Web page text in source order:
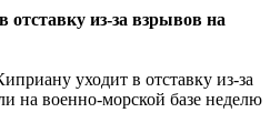
из-за взрывов на
уходит в отставку из-за
на военно-морской базе неделю